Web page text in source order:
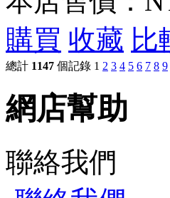
購買 收藏 比
總計 1147 個記錄 1 2 3 4 5 6 7 8 9
網店幫助
聯絡我們